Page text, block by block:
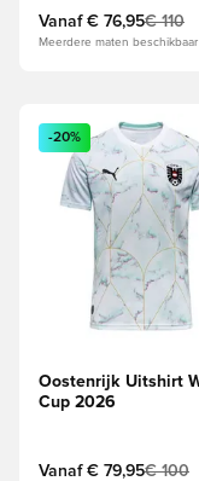
Vanaf € 76,95€ 110
Meerdere maten beschikbaar
Opent een venster
-20%
Oostenrijk Uitshirt
Cup 2026
Vanaf € 79,95€ 100